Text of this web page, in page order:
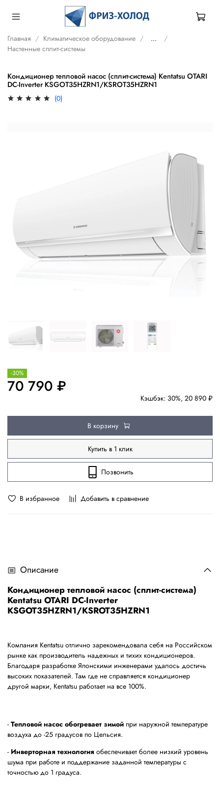
Главная Климатическое оборудование
...
Настенные сплит-системы
Кондиционер тепловой насос (сплит-система) Kentatsu OTARI
DC-Inverter KSGOT35HZRN1/KSROT35HZRN1
(0)
В избранное Добавить в сравнение
Кэшбэк: 30%, 20 890 ₽
70 790 ₽
-30%
В корзину
Купить в 1 клик
Позвонить
Описание
Кондиционер тепловой насос (сплит-система)
Kentatsu OTARI DC-Inverter
KSGOT35HZRN1/KSROT35HZRN1
Компания Kentatsu отлично зарекомендовала себя на Российском
рынке как производитель надежных и тихих кондиционеров.
Благодаря разработке Японскими инженерами удалось достичь
высоких показателей. Там где не справляется кондиционер
другой марки, Kentatsu работает на все 100%.
- Тепловой насос обогревает зимой при наружной температуре
воздуха до -25 градусов по Цельсия.
- Инверторная технология обеспечивает более низкий уровень
шума при работе и поддержание заданной температуры с
точностью до 1 градуса.